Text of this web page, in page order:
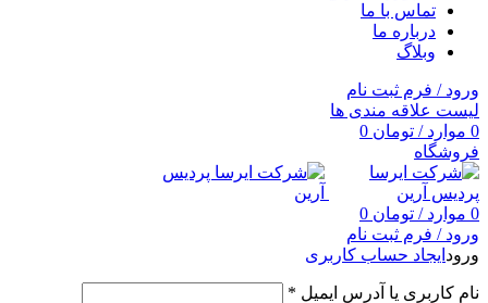
تماس با ما
درباره ما
وبلاگ
ورود / فرم ثبت نام
لیست علاقه مندی ها
0 موارد / تومان
فروشگاه
0 موارد / تومان
ورود / فرم ثبت نام
ورود ایجاد حساب کاربری
نام کاربری یا آدرس ایمیل *